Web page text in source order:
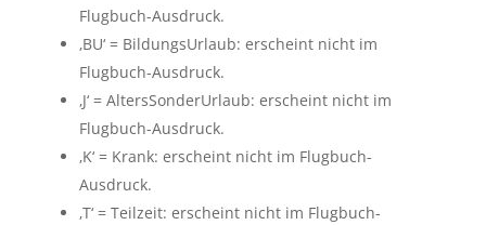
Flugbuch-Ausdruck.
‚BU‘ = BildungsUrlaub: erscheint nicht im
Flugbuch-Ausdruck.
‚J‘ = AltersSonderUrlaub: erscheint nicht im
Flugbuch-Ausdruck.
‚K‘ = Krank: erscheint nicht im Flugbuch-
Ausdruck.
‚T‘ = Teilzeit: erscheint nicht im Flugbuch-